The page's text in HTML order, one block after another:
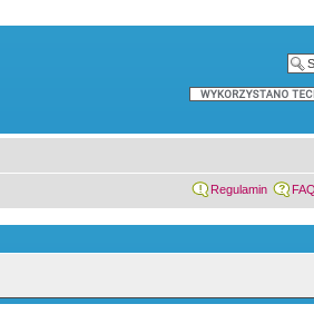
Regulamin FAQ